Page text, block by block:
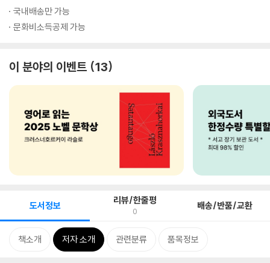
국내배송만 가능
문화비소득공제 가능
이 분야의 이벤트 13
도서정보 리뷰/한줄평
0 배송/반품/교환
책소개 저자 소개 관련분류 품목정보